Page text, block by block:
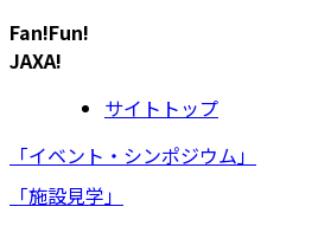
Fan!Fun!
JAXA!
サイトトップ
「イベント・シンポジウム」
「施設見学」